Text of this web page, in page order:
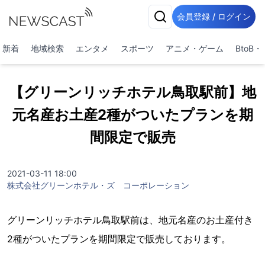
会員登録 / ログイン
新着 地域検索 エンタメ スポーツ アニメ・ゲーム BtoB・
【グリーンリッチホテル鳥取駅前】地
元名産お土産2種がついたプランを期
間限定で販売
2021-03-11 18:00
株式会社グリーンホテル・ズ コーポレーション
グリーンリッチホテル鳥取駅前は、地元名産のお土産付き
2種がついたプランを期間限定で販売しております。